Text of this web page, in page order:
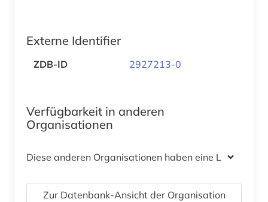
Externe Identifier
ZDB-ID 2927213-0
Verfügbarkeit in anderen
Organisationen
Diese anderen Organisationen haben eine Lizenz
Zur Datenbank-Ansicht der Organisation